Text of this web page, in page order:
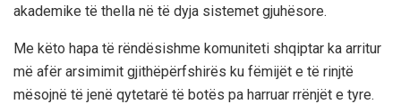
akademike të thella në të dyja sistemet gjuhësore.
Me këto hapa të rëndësishme komuniteti shqiptar ka arritur
më afër arsimimit gjithëpërfshirës ku fëmijët e të rinjtë
mësojnë të jenë qytetarë të botës pa harruar rrënjët e tyre.